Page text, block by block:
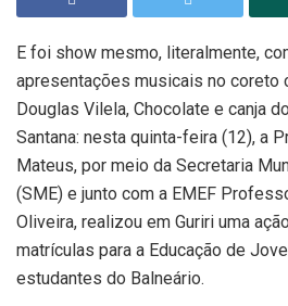
E foi show mesmo, literalmente,
apresentações musicais no coreto
Douglas Vilela, Chocolate e canja
Santana: nesta quinta-feira (12), a
Mateus, por meio da Secretaria
(SME) e junto com a EMEF
Oliveira, realizou em Guriri uma
matrículas para a Educação de
estudantes do Balneário.